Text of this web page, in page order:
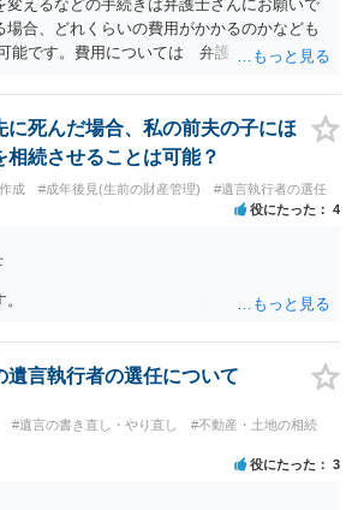
変えるなどの手続きは弁護士さんにお願いで
場合、どれくらいの費用がかかるのかなども
能です。費用については 弁護士と直接面談
した子のことまでごちゃごちゃ考えず、自分
でしょうか ・・・お子さんの事をまで含め良
になるのは当然と言えば当然のことです。 彼
思っているが、名字は変えたくない・・・養
変更することになります。 しかし 彼は成人
の子と私の連れ子、全て平等にしたいと希
きればと思います。 ・・・婚姻前の契約 あ
の意思を実現する方法はあります。 弁護
。
に死んだ場合、私の前夫の子にほ
相続させることは可能？
成 #成年後見(生前の財産管理) #遺言執行者の選任
役にたった 4
遺言執行者の選任について
#遺言の書き直し・やり直し
#不動産・土地の相続
役にたった 3